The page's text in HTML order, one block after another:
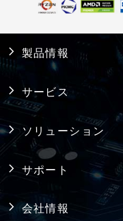
製品情報
産業用PC
システム製品
産業用マザー
コンピュータ
シングルボー
サービス
ソリューション
リテール・物流
メディカル
サポート
修理依頼、技
会社情報